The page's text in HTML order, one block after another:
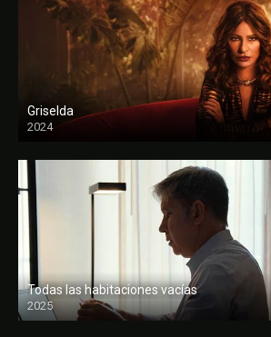
Griselda
2024
Todas las habitaciones vacías
2025
FULL HD